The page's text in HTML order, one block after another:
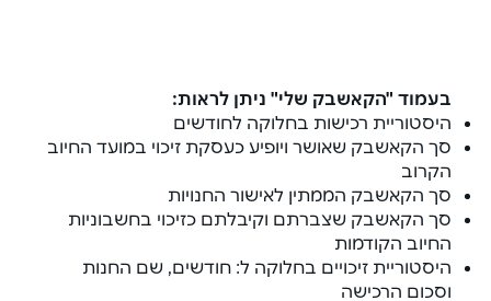
בעמוד "הקאשבק שלי" ניתן לראות:
היסטוריית רכישות בחלוקה לחודשים
סך הקאשבק שאושר ויופיע כעסקת זיכוי במועד החיוב
הקרוב
סך הקאשבק הממתין לאישור החנויות
סך הקאשבק שצברתם וקיבלתם כזיכוי בחשבוניות
החיוב הקודמות
היסטוריית זיכויים בחלוקה ל: חודשים, שם החנות
וסכום הרכישה